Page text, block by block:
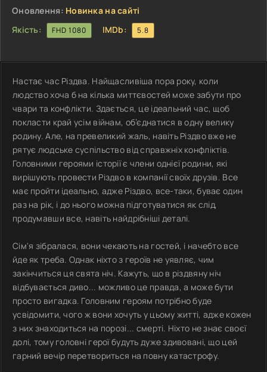
Оновлення: Новинка на сайті
Якість:
FHD 1080 IMDb: 5.8
Настає час Різдва. Найщасливіша пора року, коли
людство хоча б на кілька миттєвостей може забути про
чвари та конфлікти. Здається, це ідеальний час, щоб
покласти край усім війнам, об’єднатися в одну велику
родину. Але, на превеликий жаль, навіть Різдво вже не
рятує людське суспільство від справжніх конфліктів.
Головними героями історії є члени однієї родини, які
вирішують провести Різдво в компанії своїх друзів. Все
має пройти ідеально, адже Різдво, все-таки, буває один
раз на рік, і до нього можна підготуватися як слід,
продумавши все, навіть найдрібніші деталі.
Сім'я зібралася, вони чекають на гостей, і начебто все
йде як треба. Однак ніхто з героїв не уявляє, чим
закінчиться ця свята ніч. Кажуть, що в різдвяну ніч
відбувається диво... можливо це правда, а може бути
просто вигадка. Головним героям потрібно буде
усвідомити, чого ж вони хочуть у цьому житті, адже кожен
з них знаходиться на порозі... смерті. Ніхто не знає своєї
долі, тому головні герої будуть дуже здивовані, що цей
гарний вечір перетвориться на повну катастрофу.